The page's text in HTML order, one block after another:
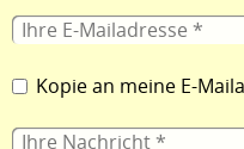
Kopie an meine E-